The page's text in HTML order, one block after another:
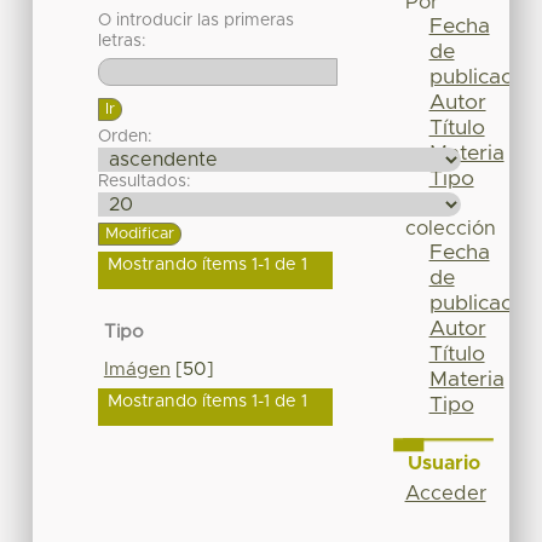
O introducir las primeras
letras:
Orden:
Resultados:
Mostrando ítems 1-1 de 1
Tipo
Imágen [50]
Mostrando ítems 1-1 de 1
Fecha
de
publicación
Autor
Título
Materia
Tipo
colección
Fecha
de
publicación
Autor
Título
Materia
Tipo
Usuario
Acceder